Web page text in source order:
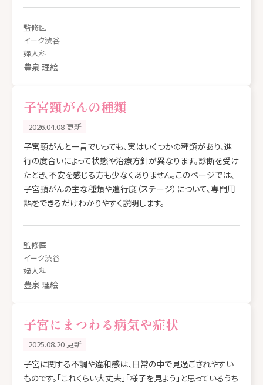
監修医
イーク渋谷
婦人科
豊泉 理絵
子宮頸がんの種類
2026.04.08 更新
子宮頸がんと一言でいっても、実はいくつかの種類があり、進
行の度合いによって状態や治療方針が異なります。診断を受け
たとき、不安を感じる方も少なくありません。このページでは、
子宮頸がんの主な種類や進行度（ステージ）について、専門用
語をできるだけわかりやすく説明します。
監修医
イーク渋谷
婦人科
豊泉 理絵
子宮にまつわる病気や症状
2025.08.20 更新
子宮に関する不調や違和感は、日常の中で見過ごされやすい
ものです。「これくらい大丈夫」「様子を見よう」と思っているうち